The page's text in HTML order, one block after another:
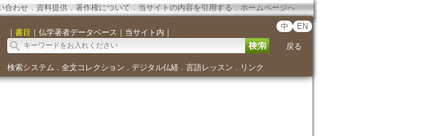
合わせ． 資料提供． 著作権について．当サイトの内容を引用する ． ホームページへ
｜ 書目 ｜ 仏学著者データベース ｜ 当サイト内 ｜
中 EN
戻る
検索システム ． 全文コレクション ． デジタル仏経． 言語レッスン ． リンク